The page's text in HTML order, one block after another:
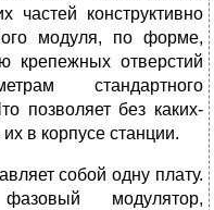
конструктивно
модуля, по форме,
крепежных отверстий
стандартного
позволяет без каких-
в корпусе станции.
собой одну плату.
модулятор,